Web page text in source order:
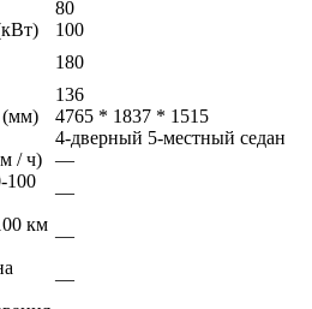
80
100
180
136
(мм)
4765 * 1837 * 1515
4-дверный 5-местный седан
/ ч)
—
100
—
км
—
—